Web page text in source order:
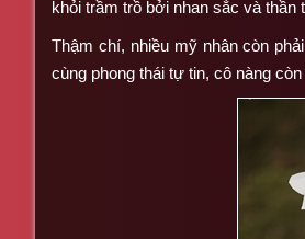
khỏi trầm trồ bởi nhan sắc và
Thậm chí, nhiều mỹ nhân còn
cùng phong thái tự tin, cô nàng